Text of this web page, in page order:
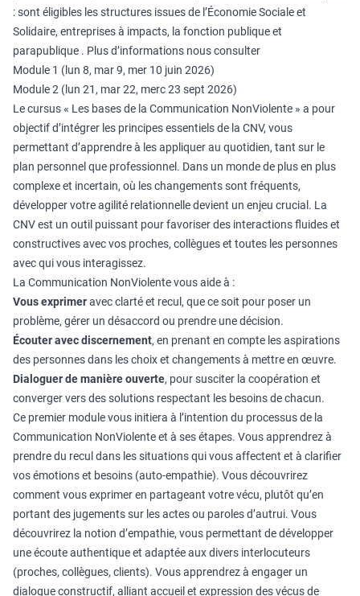
: sont éligibles les structures issues de l’Économie Sociale et
Solidaire, entreprises à impacts, la fonction publique et
parapublique . Plus d’informations nous consulter
Module 1 (lun 8, mar 9, mer 10 juin 2026)
Module 2 (lun 21, mar 22, merc 23 sept 2026)
Le cursus « Les bases de la Communication NonViolente » a pour
objectif d’intégrer les principes essentiels de la CNV, vous
permettant d’apprendre à les appliquer au quotidien, tant sur le
plan personnel que professionnel. Dans un monde de plus en plus
complexe et incertain, où les changements sont fréquents,
développer votre agilité relationnelle devient un enjeu crucial. La
CNV est un outil puissant pour favoriser des interactions fluides et
constructives avec vos proches, collègues et toutes les personnes
avec qui vous interagissez.
La Communication NonViolente vous aide à :
Vous exprimeravec clarté et recul, que ce soit pour poser un
problème, gérer un désaccord ou prendre une décision.
Écouter avec discernement, en prenant en compte les aspirations
des personnes dans les choix et changements à mettre en œuvre.
Dialoguer de manière ouverte, pour susciter la coopération et
converger vers des solutions respectant les besoins de chacun.
Ce premier module vous initiera à l’intention du processus de la
Communication NonViolente et à ses étapes. Vous apprendrez à
prendre du recul dans les situations qui vous affectent et à clarifier
vos émotions et besoins (auto-empathie). Vous découvrirez
comment vous exprimer en partageant votre vécu, plutôt qu’en
portant des jugements sur les actes ou paroles d’autrui. Vous
découvrirez la notion d’empathie, vous permettant de développer
une écoute authentique et adaptée aux divers interlocuteurs
(proches, collègues, clients). Vous apprendrez à engager un
dialogue constructif, alliant accueil et expression des vécus de